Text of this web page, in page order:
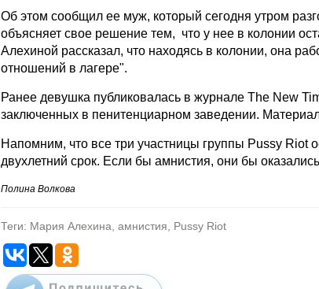
Об этом сообщил ее муж, который сегодня утром
объясняет свое решение тем, что у нее в колонии
Алехиной рассказал, что находясь в колонии, она
отношений в лагере".
Ранее девушка публиковалась в журнале The New
заключенных в пенитенциарном заведении.
Напомним, что все три участницы группы Pussy Riot
двухлетний срок. Если бы амнистия, они бы
Полина Волкова
Теги: Мария Алехина, амнистия, Pussy Riot